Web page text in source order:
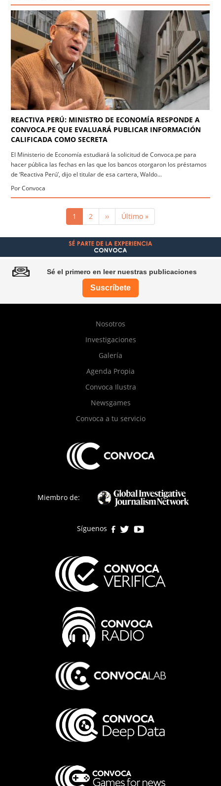
REACTIVA PERÚ: MINISTRO DE ECONOMÍA RESPONDE A
CONVOCA.PE QUE EVALUARÁ PUBLICAR INFORMACIÓN
CALIFICADA COMO SECRETA
El Ministerio de Economía estudiará la solicitud de Convoca.pe para
hacer pública las fechas en las que los bancos otorgaron los préstamos
de ‘Reactiva Perú’, dijo el titular de esa cartera, Waldo...
Por Convoca
Página
actual
1 Página
2
Siguiente
página
››
Última
página
Último »
Sé el primero en leer nuestras publicaciones
Suscríbete
Nosotros
Investigaciones
Galería
Agenda Propia
Convoca Ilustra
Newsgames
Convoca a tu servicio
Miembro de:
Síguenos